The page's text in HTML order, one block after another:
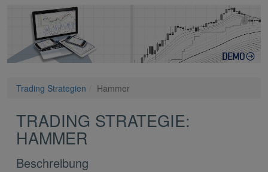
Trading Strategien Hammer
TRADING STRATEGIE:
HAMMER
Beschreibung